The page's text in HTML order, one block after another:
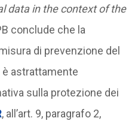
data in the context of the
conclude che la
di prevenzione del
è astrattamente
sulla protezione dei
, all’art. 9, paragrafo 2,